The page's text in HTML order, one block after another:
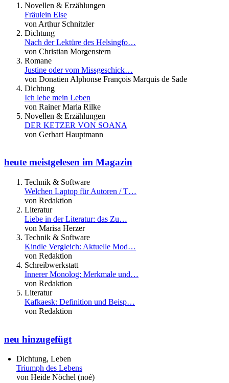
Novellen & Erzählungen
Fräulein Else
von Arthur Schnitzler
Dichtung
Nach der Lektüre des Helsingfo…
von Christian Morgenstern
Romane
Justine oder vom Missgeschick…
von Donatien Alphonse François Marquis de Sade
Dichtung
Ich lebe mein Leben
von Rainer Maria Rilke
Novellen & Erzählungen
DER KETZER VON SOANA
von Gerhart Hauptmann
heute meistgelesen im Magazin
Technik & Software
Welchen Laptop für Autoren / T…
von Redaktion
Literatur
Liebe in der Literatur: das Zu…
von Marisa Herzer
Technik & Software
Kindle Vergleich: Aktuelle Mod…
von Redaktion
Schreibwerkstatt
Innerer Monolog: Merkmale und…
von Redaktion
Literatur
Kafkaesk: Definition und Beisp…
von Redaktion
neu hinzugefügt
Dichtung, Leben
Triumph des Lebens
von Heide Nöchel (noé)